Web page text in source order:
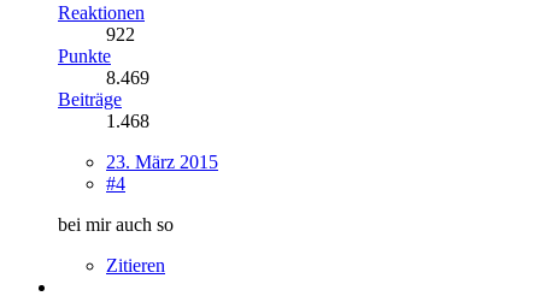
Reaktionen
922
Punkte
8.469
Beiträge
1.468
23. März 2015
#4
bei mir auch so
Zitieren